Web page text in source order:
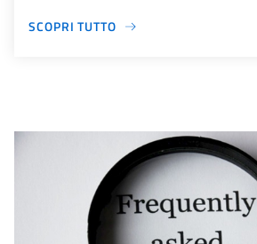
SCOPRI TUTTO